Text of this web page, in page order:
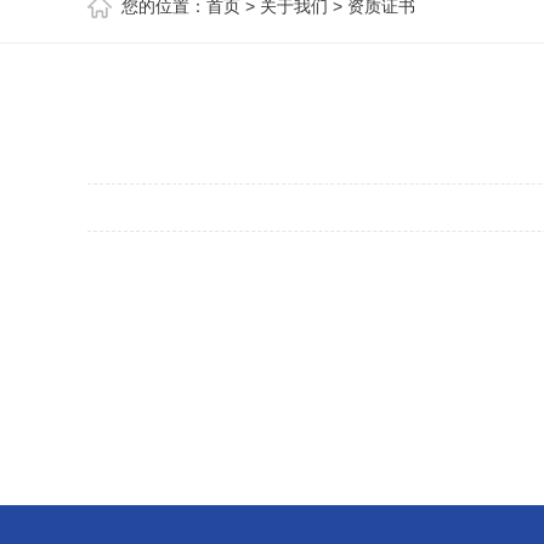
您的位置： 首页 > 关于我们 > 资质证书